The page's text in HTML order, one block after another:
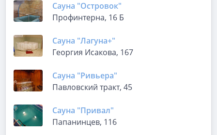
Сауна "Островок"
Профинтерна, 16 Б
Сауна "Лагуна+"
Георгия Исакова, 167
Сауна "Ривьера"
Павловский тракт, 45
Сауна "Привал"
Папанинцев, 116